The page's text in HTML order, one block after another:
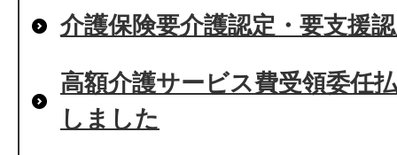
介護保険要介護認定・要支援
高額介護サービス費受領委任
しました